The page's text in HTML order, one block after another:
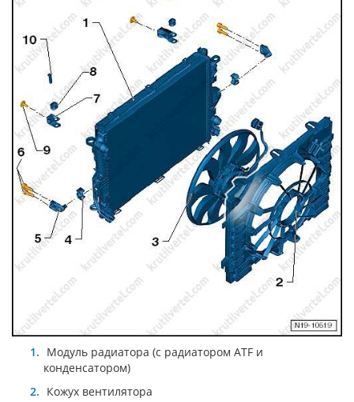
Модуль радиатора (с радиатором ATF и
конденсатором)
Кожух вентилятора